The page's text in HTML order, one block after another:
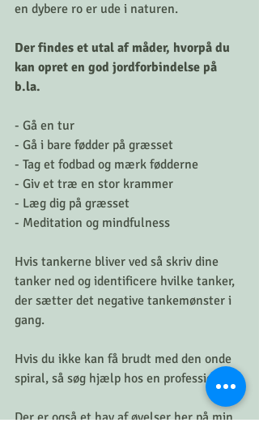
en dybere ro er ude i naturen.
Der findes et utal af måder, hvorpå du
kan opret en god jordforbindelse på
b.la.
- Gå en tur
- Gå i bare fødder på græsset
- Tag et fodbad og mærk fødderne
- Giv et træ en stor krammer
- Læg dig på græsset
- Meditation og mindfulness
Hvis tankerne bliver ved så skriv dine
tanker ned og identificere hvilke tanker,
der sætter det negative tankemønster i
gang.
Hvis du ikke kan få brudt med den onde
spiral, så søg hjælp hos en professionel.
Der er også et hav af øvelser her på min